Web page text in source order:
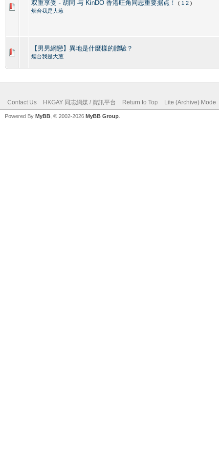
双重享受 - 胡同 与 KinDO 香港旺角同志重要据点！ ( 1 2 )
烟台我是大葱
【男男網戀】異地是什麼樣的體驗？
烟台我是大葱
Contact Us HKGAY 同志網媒 / 資訊平台 Return to Top Lite (Archive) Mode
Powered By MyBB , © 2002-2026 MyBB Group